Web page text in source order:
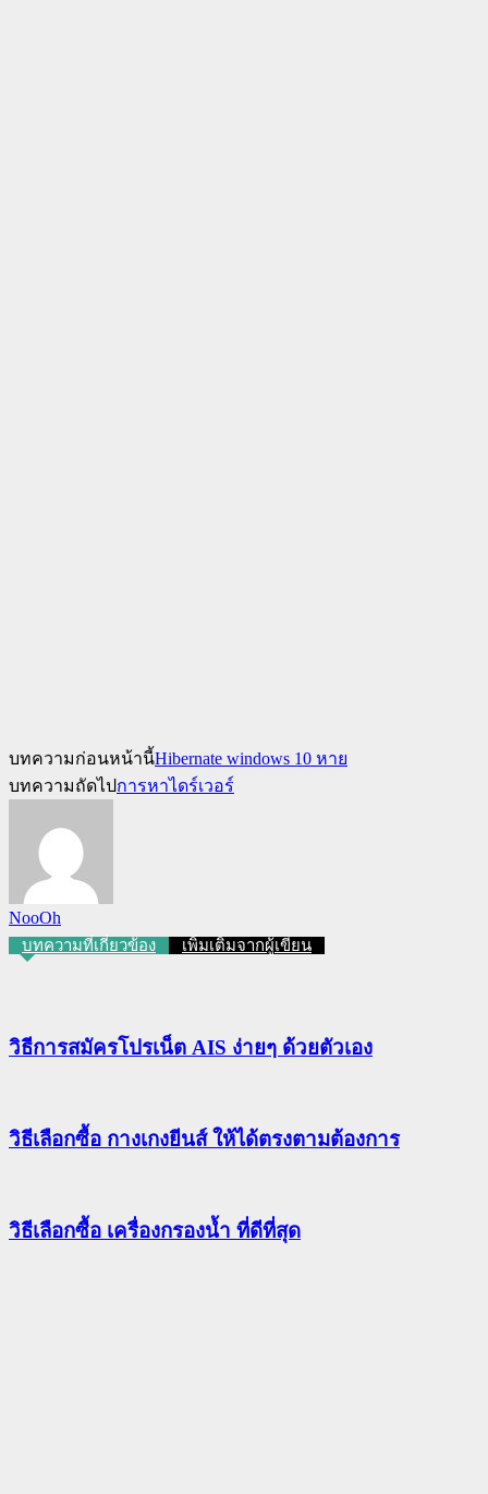
บทความก่อนหน้านี้Hibernate windows 10 หาย
บทความถัดไปการหาไดร์เวอร์
NooOh
บทความที่เกี่ยวข้อง เพิ่มเติมจากผู้เขียน
วิธีการสมัครโปรเน็ต AIS ง่ายๆ ด้วยตัวเอง
วิธีเลือกซื้อ กางเกงยีนส์ ให้ได้ตรงตามต้องการ
วิธีเลือกซื้อ เครื่องกรองน้ำ ที่ดีที่สุด